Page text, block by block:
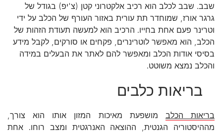
שבב. שבב לכלב הוא רכיב אלקטרוני קטן (צ'יפ) בגודל של
גרגר אורז, שמוחדר תת עורית באזור העורף של הכלב על ידי
וטרינר פעם אחת בחייו. הרכיב הוא למעשה תעודת הזהות של
הכלב, הוא מאפשר לוטרינרים, פקחים או סורקים, לקבל מידע
בסיסי אודות הכלב ומאפשר להם לאתר את הבעלים במידה
והכלב נמצא משוטט.
בריאות כלבים
בריאות הכלב מושפעת מאיכות המזון אותו הוא צורך,
מההיסטוריה הגנטית, ההוצאה האנרגטית ומצב רוחו. אחת